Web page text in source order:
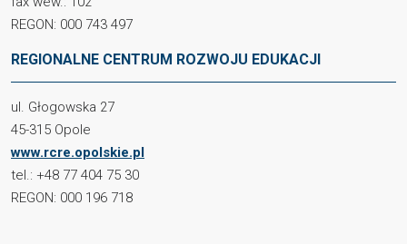
REGON: 000 743 497
REGIONALNE CENTRUM ROZWOJU EDUKACJI
ul. Głogowska 27
45-315 Opole
www.rcre.opolskie.pl
tel.: +48 77 404 75 30
REGON: 000 196 718